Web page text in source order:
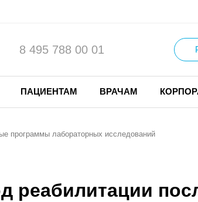
8 495 788 00 01
ПАЦИЕНТАМ ВРАЧАМ
программы лабораторных исследований
реабилитации